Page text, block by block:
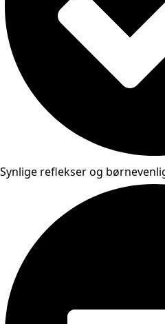
Synlige reflekser og